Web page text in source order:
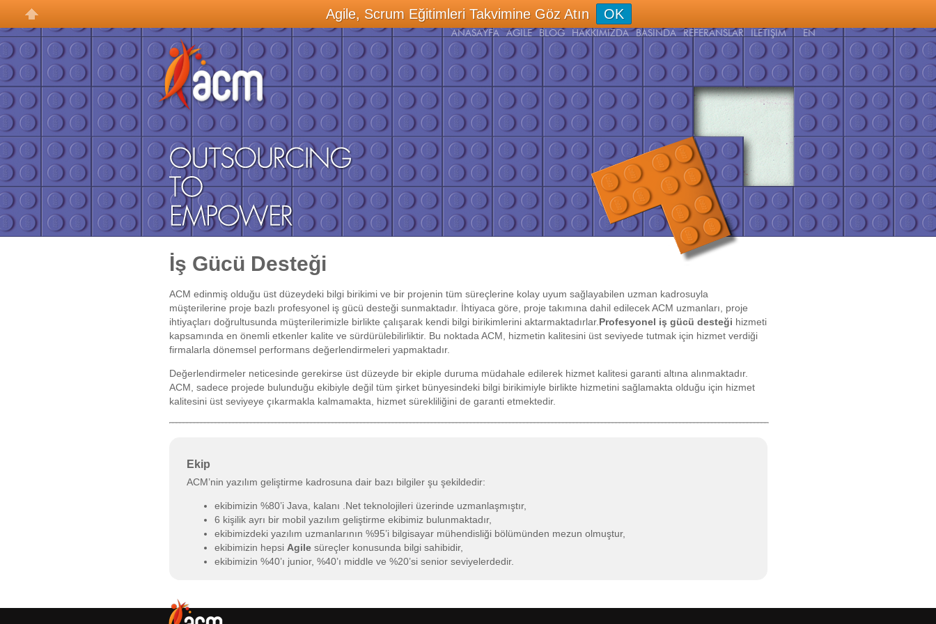
ANASAYFA AGILE BLOG HAKKIMIZDA BASINDA REFERANSLAR İLETİŞİM EN
İş Gücü Desteği
ACM edinmiş olduğu üst düzeydeki bilgi birikimi ve bir projenin tüm süreçlerine kolay uyum sağlayabilen uzman kadrosuyla
müşterilerine proje bazlı profesyonel iş gücü desteği sunmaktadır. İhtiyaca göre, proje takımına dahil edilecek ACM uzmanları, proje
ihtiyaçları doğrultusunda müşterilerimizle birlikte çalışarak kendi bilgi birikimlerini aktarmaktadırlar. Profesyonel iş gücü desteği hizmeti
kapsamında en önemli etkenler kalite ve sürdürülebilirliktir. Bu noktada ACM, hizmetin kalitesini üst seviyede tutmak için hizmet verdiği
firmalarla dönemsel performans değerlendirmeleri yapmaktadır.
Değerlendirmeler neticesinde gerekirse üst düzeyde bir ekiple duruma müdahale edilerek hizmet kalitesi garanti altına alınmaktadır.
ACM, sadece projede bulunduğu ekibiyle değil tüm şirket bünyesindeki bilgi birikimiyle birlikte hizmetini sağlamakta olduğu için hizmet
kalitesini üst seviyeye çıkarmakla kalmamakta, hizmet sürekliliğini de garanti etmektedir.
Ekip
ACM’nin yazılım geliştirme kadrosuna dair bazı bilgiler şu şekildedir:
ekibimizin %80’i Java, kalanı .Net teknolojileri üzerinde uzmanlaşmıştır,
6 kişilik ayrı bir mobil yazılım geliştirme ekibimiz bulunmaktadır,
ekibimizdeki yazılım uzmanlarının %95’i bilgisayar mühendisliği bölümünden mezun olmuştur,
ekibimizin hepsi Agilesüreçler konusunda bilgi sahibidir,
ekibimizin %40’ı junior, %40’ı middle ve %20’si senior seviyelerdedir.
Agile, Scrum Eğitimleri Takvimine Göz Atın OK